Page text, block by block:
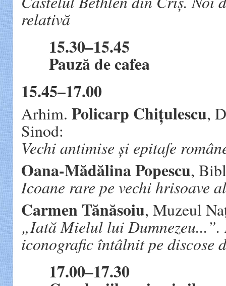
relativă
15.30–15.45
Pauză de cafea
15.45–17.00
Arhim. Policarp Chițulescu,
Sinod:
Vechi antimise și epitafe
Oana-Mădălina Popescu,
Icoane rare pe vechi hrisoave
Carmen Tănăsoiu, Muzeul
„Iată Mielul lui Dumnezeu...”.
iconografic întâlnit pe discose
17.00–17.30